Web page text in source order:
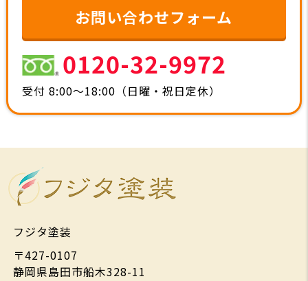
お問い合わせフォーム
0120-32-9972
受付 8:00～18:00（日曜・祝日定休）
フジタ塗装
〒427-0107
静岡県島田市船木328-11